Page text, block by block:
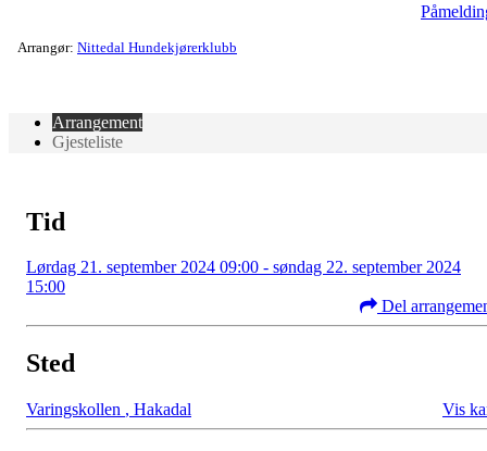
Arrangør: Nittedal Hundekjørerklubb
Arrangement
Gjesteliste
Tid
Lørdag 21. september 2024 09:00 - søndag 22. september 2024
15:00
Del
Sted
Varingskollen , Hakadal Vis